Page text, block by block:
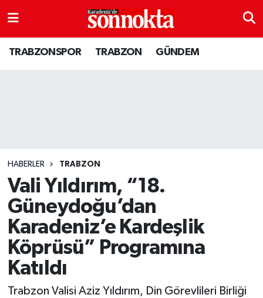
TRABZONSPOR TRABZON GÜNDEM
HABERLER TRABZON
Vali Yıldırım, “18.
Güneydoğu’dan
Karadeniz’e Kardeşlik
Köprüsü” Programına
Katıldı
Trabzon Valisi Aziz Yıldırım, Din Görevlileri Birliği
GÜNDEM
Kültür sanat
MAGAZİN
SAĞLIK
Son Dakika Haberleri
Haber Arşivi